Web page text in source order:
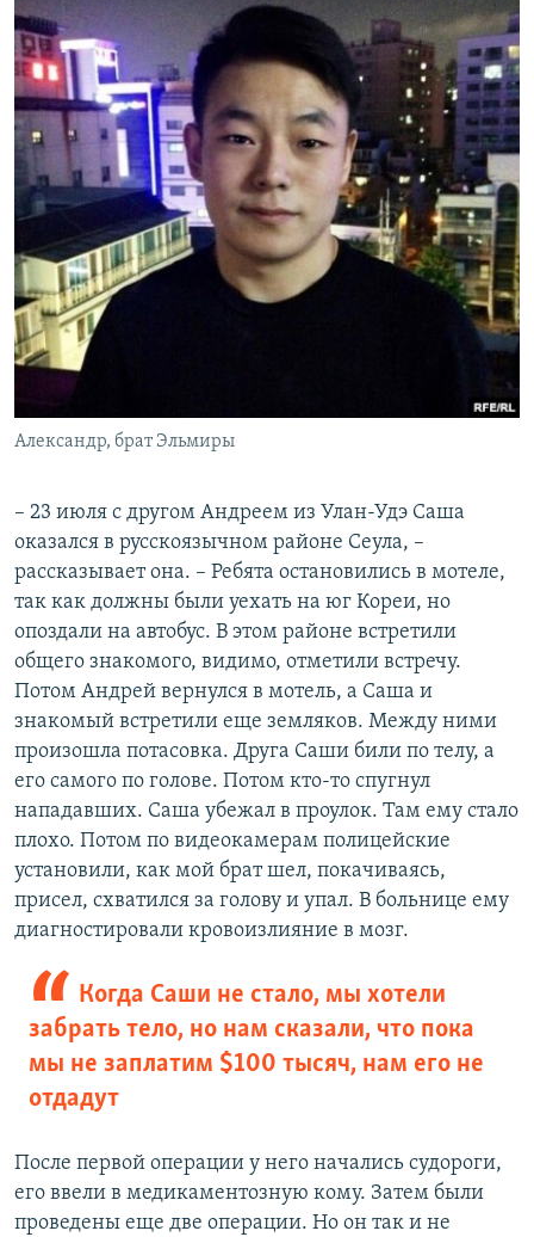
Александр, брат Эльмиры
– 23 июля с другом Андреем из Улан-Удэ Саша
оказался в русскоязычном районе Сеула, –
рассказывает она. – Ребята остановились в мотеле,
так как должны были уехать на юг Кореи, но
опоздали на автобус. В этом районе встретили
общего знакомого, видимо, отметили встречу.
Потом Андрей вернулся в мотель, а Саша и
знакомый встретили еще земляков. Между ними
произошла потасовка. Друга Саши били по телу, а
его самого по голове. Потом кто-то спугнул
нападавших. Саша убежал в проулок. Там ему стало
плохо. Потом по видеокамерам полицейские
установили, как мой брат шел, покачиваясь,
присел, схватился за голову и упал. В больнице ему
диагностировали кровоизлияние в мозг.
Когда Саши не стало, мы хотели
забрать тело, но нам сказали, что пока
мы не заплатим $100 тысяч, нам его не
отдадут
После первой операции у него начались судороги,
его ввели в медикаментозную кому. Затем были
проведены еще две операции. Но он так и не